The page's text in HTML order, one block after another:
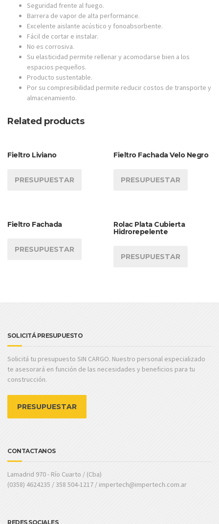
Seguridad frente al fuego.
Barrera de vapor de alta performance.
Excelente aislante acústico y fonoabsorbente.
Fácil de cortar e instalar.
No es corrosiva.
Su elasticidad permite rellenar y acomodarse bien a los
espacios pequeños.
Producto sustentable.
Por su compresibilidad permite reducir costos de transporte y
almacenamiento.
Related products
Fieltro Liviano
PRESUPUESTAR
Fieltro Fachada Velo Negro
PRESUPUESTAR
Fieltro Fachada
PRESUPUESTAR
Rolac Plata Cubierta
Hidrorepelente
PRESUPUESTAR
SOLICITÁ PRESUPUESTO
Solicitá tu presupuesto SIN CARGO. Nuestro personal especializado
te asesorará en función de las necesidades y beneficios para tu
construcción.
PRESUPUESTAR
CONTACTANOS
Lamadrid 970 - Río Cuarto / (Cba)
(0358) 4624235 / 358 504-1217 / impertech@impertech.com.ar
REDES SOCIALES